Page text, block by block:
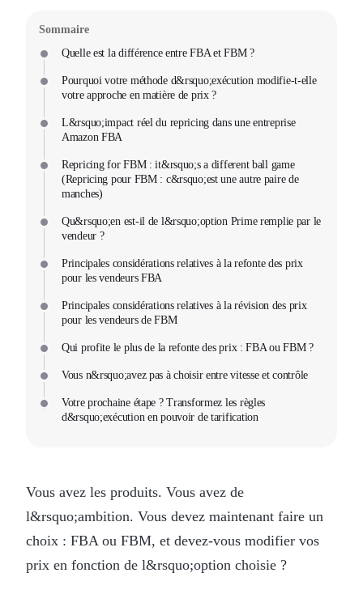
Sommaire
Quelle est la différence entre FBA et FBM ?
Pourquoi votre méthode d&rsquo;exécution modifie-t-elle
votre approche en matière de prix ?
L&rsquo;impact réel du repricing dans une entreprise
Amazon FBA
Repricing for FBM : it&rsquo;s a different ball game
(Repricing pour FBM : c&rsquo;est une autre paire de
manches)
Qu&rsquo;en est-il de l&rsquo;option Prime remplie par le
vendeur ?
Principales considérations relatives à la refonte des prix
pour les vendeurs FBA
Principales considérations relatives à la révision des prix
pour les vendeurs de FBM
Qui profite le plus de la refonte des prix : FBA ou FBM ?
Vous n&rsquo;avez pas à choisir entre vitesse et contrôle
Votre prochaine étape ? Transformez les règles
d&rsquo;exécution en pouvoir de tarification
Vous avez les produits. Vous avez de
l&rsquo;ambition. Vous devez maintenant faire un
choix : FBA ou FBM, et devez-vous modifier vos
prix en fonction de l&rsquo;option choisie ?